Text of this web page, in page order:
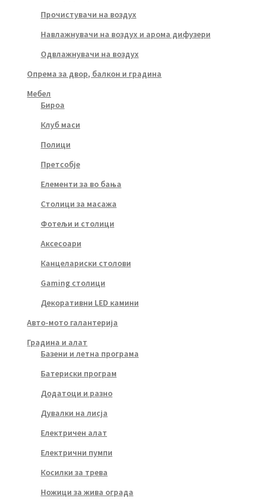
Прочистувачи на воздух
Навлажнувачи на воздух и арома дифузери
Одвлажнувачи на воздух
Опрема за двор, балкон и градина
Мебел
Бироа
Клуб маси
Полици
Претсобје
Елементи за во бања
Столици за масажа
Фотељи и столици
Аксесоари
Канцелариски столови
Gaming столици
Декоративни LED камини
Авто-мото галантерија
Градина и алат
Базени и летна програма
Батериски програм
Додатоци и разно
Дувалки на лисја
Електричен алат
Електрични пумпи
Косилки за трева
Ножици за жива ограда